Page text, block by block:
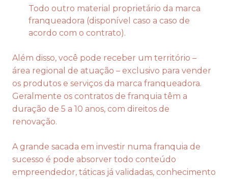
Todo outro material proprietário da marca
franqueadora (disponível caso a caso de
acordo com o contrato).
Além disso, você pode receber um território –
área regional de atuação – exclusivo para vender
os produtos e serviços da marca franqueadora.
Geralmente os contratos de franquia têm a
duração de 5 a 10 anos, com direitos de
renovação.
A grande sacada em investir numa franquia de
sucesso é pode absorver todo conteúdo
empreendedor, táticas já validadas, conhecimento